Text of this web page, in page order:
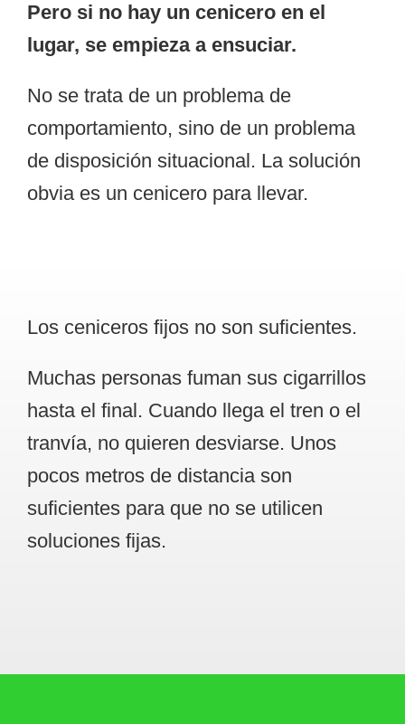
Pero si no hay un cenicero en el
lugar, se empieza a ensuciar.
No se trata de un problema de
comportamiento, sino de un problema
de disposición situacional. La solución
obvia es un cenicero para llevar.
Los ceniceros fijos no son suficientes.
Muchas personas fuman sus cigarrillos
hasta el final. Cuando llega el tren o el
tranvía, no quieren desviarse. Unos
pocos metros de distancia son
suficientes para que no se utilicen
soluciones fijas.